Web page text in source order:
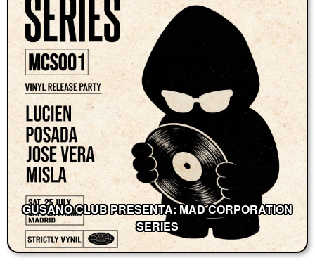
GUSANO CLUB PRESENTA: MAD CORPORATION
SERIES